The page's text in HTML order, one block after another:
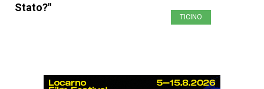
Stato?"
TICINO